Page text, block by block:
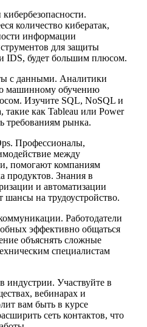
количество кибератак,
информации
для защиты
IDS, будет большим плюсом.
с данными. Аналитики
машинному обучению
Изучите SQL, NoSQL и
такие как Tableau или Power
требованиям рынка.
Профессионалы,
между
помогают компаниям
продуктов. Знания в
и автоматизации
шансы на трудоустройство.
Работодатели
эффективно общаться
объяснять сложные
специалистам
индустрии. Участвуйте в
вебинарах и
вам быть в курсе
сеть контактов, что